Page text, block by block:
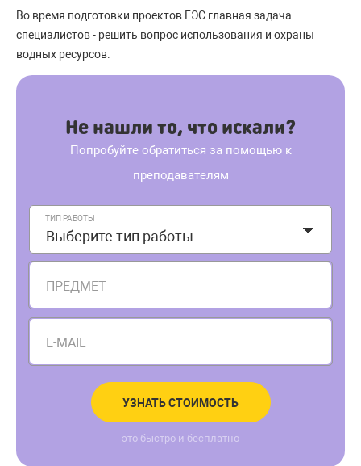
Во время подготовки проектов ГЭС главная задача
специалистов - решить вопрос использования и охраны
водных ресурсов.
Не нашли то, что искали?
Попробуйте обратиться за помощью к
преподавателям
ТИП РАБОТЫ
Выберите тип работы
ПРЕДМЕТ
E-MAIL
УЗНАТЬ СТОИМОСТЬ
это быстро и бесплатно